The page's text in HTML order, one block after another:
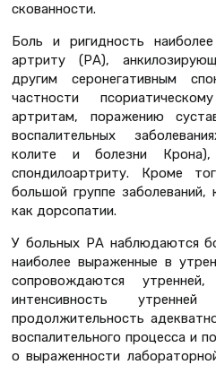
скованности.
Боль и ригидность
артриту (РА),
другим серонегативным
частности
артритам, поражению
воспалительных
колите и болезни Крона),
спондилоартриту. Кроме
большой группе
как дорсопатии.
У больных РА наблюдаются
наиболее выраженные в
сопровождаются
интенсивность
продолжительность
воспалительного процесса и
о выраженности